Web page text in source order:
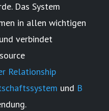
Das System
in allen wichtigen
verbindet
Relationship
und B